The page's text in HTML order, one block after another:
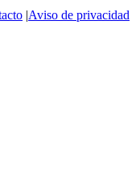
|Aviso de privacidad